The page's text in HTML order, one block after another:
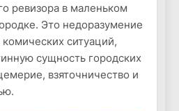
ревизора в маленьком
Это недоразумение
ситуаций,
сущность городских
взяточничество и